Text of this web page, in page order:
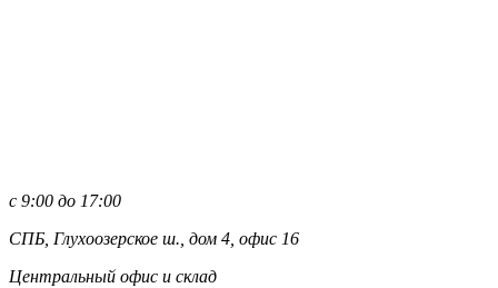
с 9:00 до 17:00
СПБ, Глухоозерское ш., дом 4, офис 16
Центральный офис и склад